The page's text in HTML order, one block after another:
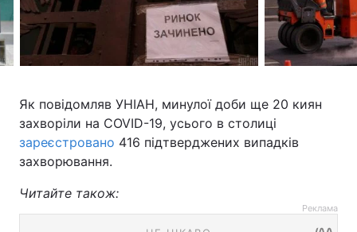
Як повідомляв УНІАН, минулої доби ще 20 киян
захворіли на COVID-19, усього в столиці
зареєстровано 416 підтверджених випадків
захворювання.
Читайте також:
Реклама